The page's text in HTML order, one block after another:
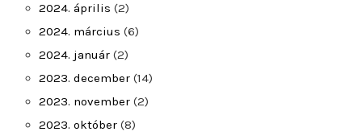
2024. április (2)
2024. március (6)
2024. január (2)
2023. december (14)
2023. november (2)
2023. október (8)